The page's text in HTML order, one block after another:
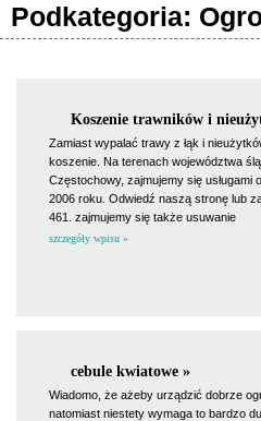
Podkategoria:
Koszenie trawników i
Zamiast wypalać trawy z łąk i
koszenie. Na terenach województwa
Częstochowy, zajmujemy się usługami
2006 roku. Odwiedź naszą stronę lub
461. zajmujemy się także usuwanie
szczegóły wpisu »
cebule kwiatowe »
Wiadomo, że ażeby urządzić dobrze
natomiast niestety wymaga to bardzo